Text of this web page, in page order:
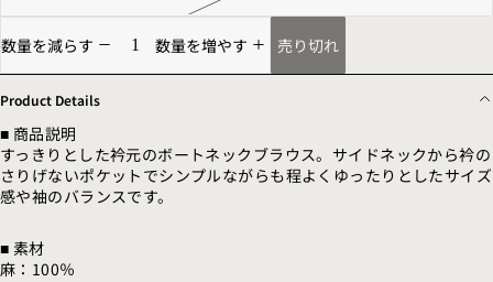
数量を減らす 数量を増やす 売り切れ
Product Details
■ 商品説明
すっきりとした衿元のボートネックブラウス。サイドネックから衿の
さりげないポケットでシンプルながらも程よくゆったりとしたサイズ
感や袖のバランスです。
■ 素材
麻：100％